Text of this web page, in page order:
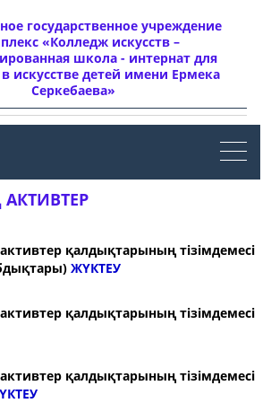
государственное учреждение
«Колледж искусств –
школа - интернат для
искусстве детей имени Ермека
Серкебаева»
қалдықтарының тізімдемесі
ЖҮКТЕУ
қалдықтарының тізімдемесі
қалдықтарының тізімдемесі